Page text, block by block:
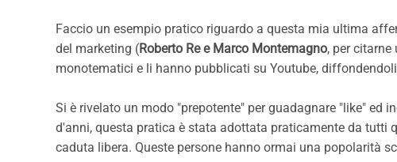
Faccio un esempio pratico riguardo a questa mia ultima
del marketing (Roberto Re e Marco Montemagno, per
monotematici e li hanno pubblicati su Youtube,
Si è rivelato un modo "prepotente" per guadagnare "like" ed
d'anni, questa pratica è stata adottata praticamente da tutti
caduta libera. Queste persone hanno ormai una popolarità